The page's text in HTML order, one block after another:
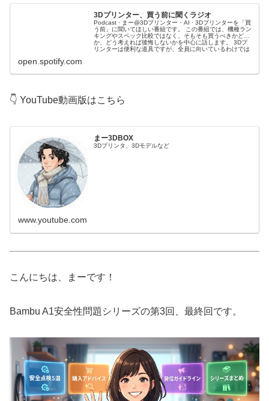
3Dプリンター、買う前に聞くラジオ
Podcast · まー@3Dプリンター・AI · 3Dプリンターを「買
う前」に聞いてほしい番組です。 この番組では、機種ラン
キングやスペック比較ではなく、そもそも買うべきかどう
か、どう考えれば後悔しないかを中心に話します。 3Dプ
リンターは便利な道具ですが、全員に向いているわけでは
open.spotify.com
👇 YouTube動画版はこちら
まー3DBOX
3Dプリンタ、3Dモデルなど
www.youtube.com
こんにちは、まーです！
Bambu A1安全性問題シリーズの第3回、最終回です。